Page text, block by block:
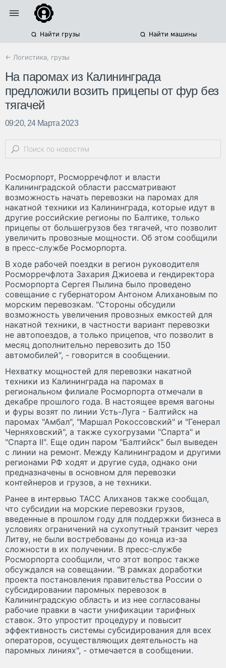
Найти грузы Найти машины
← Логистика, грузы
На паромах из Калининграда
предложили возить прицепы от фур без
тягачей
09:20, 24 Марта 2023
Росморпорт, Росморречфлот и власти
Калининградской области рассматривают
возможность начать перевозки на паромах для
накатной техники из Калининграда, которые идут в
другие российские регионы по Балтике, только
прицепы от большегрузов без тягачей, что позволит
увеличить провозные мощности. Об этом сообщили
в пресс-службе Росморпорта.
В ходе рабочей поездки в регион руководителя
Росморречфлота Захария Джиоева и гендиректора
Росморпорта Сергея Пылина было проведено
совещание с губернатором Антоном Алихановым по
морским перевозкам. "Стороны обсудили
возможность увеличения провозных емкостей для
накатной техники, в частности вариант перевозки
не автопоездов, а только прицепов, что позволит в
месяц дополнительно перевозить до 150
автомобилей", - говорится в сообщении.
Нехватку мощностей для перевозки накатной
техники из Калининграда на паромах в
региональном филиале Росморпорта отмечали в
декабре прошлого года. В настоящее время вагоны
и фуры возят по линии Усть-Луга - Балтийск на
паромах "Амбал", "Маршал Рокоссовский" и "Генерал
Черняховский", а также сухогрузами "Спарта" и
"Спарта II". Еще один паром "Балтийск" был выведен
с линии на ремонт. Между Калининградом и другими
регионами РФ ходят и другие суда, однако они
предназначены в основном для перевозки
контейнеров и грузов, а не техники.
Ранее в интервью ТАСС Алиханов также сообщал,
что субсидии на морские перевозки грузов,
введенные в прошлом году для поддержки бизнеса в
условиях ограничений на сухопутный транзит через
Литву, не были востребованы до конца из-за
сложности в их получении. В пресс-службе
Росморпорта сообщили, что этот вопрос также
обсуждался на совещании. "В рамках доработки
проекта постановления правительства России о
субсидировании паромных перевозок в
Калининградскую область и из нее согласованы
рабочие правки в части унификации тарифных
ставок. Это упростит процедуру и повысит
эффективность системы субсидирования для всех
операторов, осуществляющих деятельность на
паромных линиях", - отмечается в сообщении.